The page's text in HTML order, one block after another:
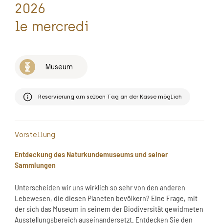
2026
le mercredi
Museum
Reservierung am selben Tag an der Kasse möglich
Vorstellung:
Entdeckung des Naturkundemuseums und seiner
Sammlungen
Unterscheiden wir uns wirklich so sehr von den anderen
Lebewesen, die diesen Planeten bevölkern? Eine Frage, mit
der sich das Museum in seinem der Biodiversität gewidmeten
Ausstellungsbereich auseinandersetzt. Entdecken Sie den